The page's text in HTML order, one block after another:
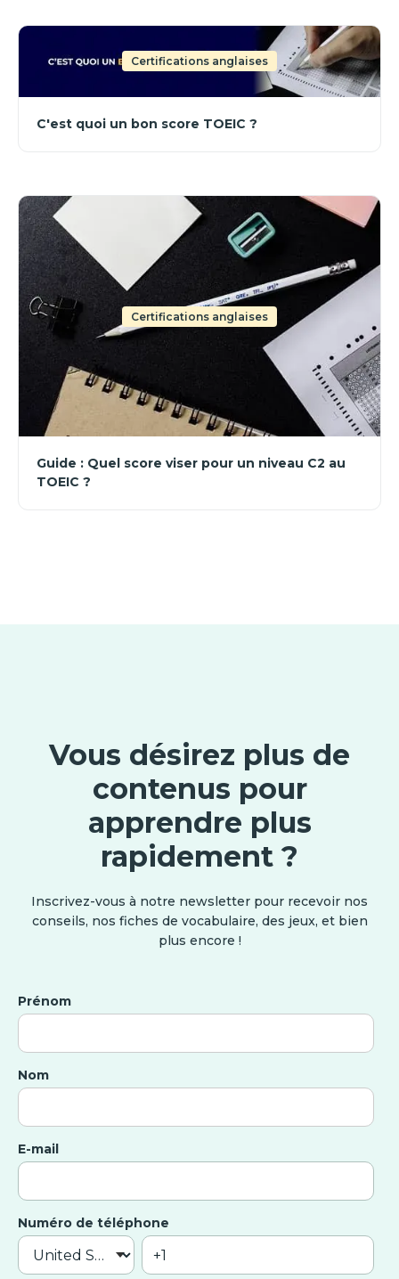
Certifications anglaises
C'est quoi un bon score TOEIC ?
Certifications anglaises
Guide : Quel score viser pour un niveau C2 au
TOEIC ?
Vous désirez plus de
contenus pour
apprendre plus
rapidement ?
Inscrivez-vous à notre newsletter pour recevoir nos
conseils, nos fiches de vocabulaire, des jeux, et bien
plus encore !
Prénom
Nom
E-mail
Numéro de téléphone